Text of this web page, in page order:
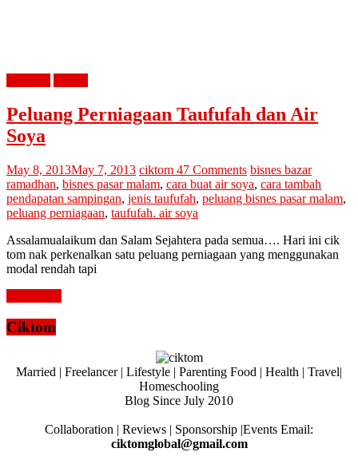
Peluang Perniagaan Taufufah dan Air
Soya
May 8, 2013May 7, 2013 ciktom 47 Comments bisnes bazar
ramadhan, bisnes pasar malam, cara buat air soya, cara tambah
pendapatan sampingan, jenis taufufah, peluang bisnes pasar malam,
peluang perniagaan, taufufah. air soya
Assalamualaikum dan Salam Sejahtera pada semua…. Hari ini cik
tom nak perkenalkan satu peluang perniagaan yang menggunakan
modal rendah tapi
Ciktom
Married | Freelancer | Lifestyle | Parenting Food | Health | Travel|
Homeschooling
Blog Since July 2010
Collaboration | Reviews | Sponsorship |Events Email:
ciktomglobal@gmail.com